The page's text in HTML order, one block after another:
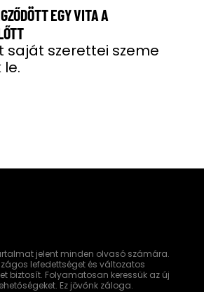
EGY VITA A
saját szerettei szeme
jelent minden olvasó számára.
lefedettséget és változatos
biztosít. Folyamatosan keressük az új
Ez jövőnk záloga.